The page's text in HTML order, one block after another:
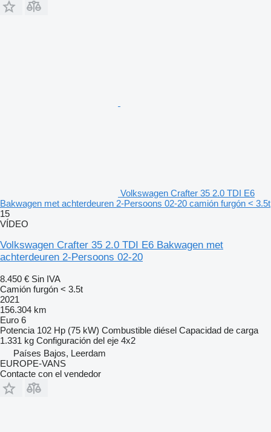
Volkswagen Crafter 35 2.0 TDI E6
Bakwagen met achterdeuren 2-Persoons 02-20 camión furgón < 3.5t
15
VÍDEO
Volkswagen Crafter 35 2.0 TDI E6 Bakwagen met
achterdeuren 2-Persoons 02-20
8.450 € Sin IVA
Camión furgón < 3.5t
2021
156.304 km
Euro 6
Potencia 102 Hp (75 kW) Combustible diésel Capacidad de carga
1.331 kg Configuración del eje 4x2
Países Bajos, Leerdam
EUROPE-VANS
Contacte con el vendedor